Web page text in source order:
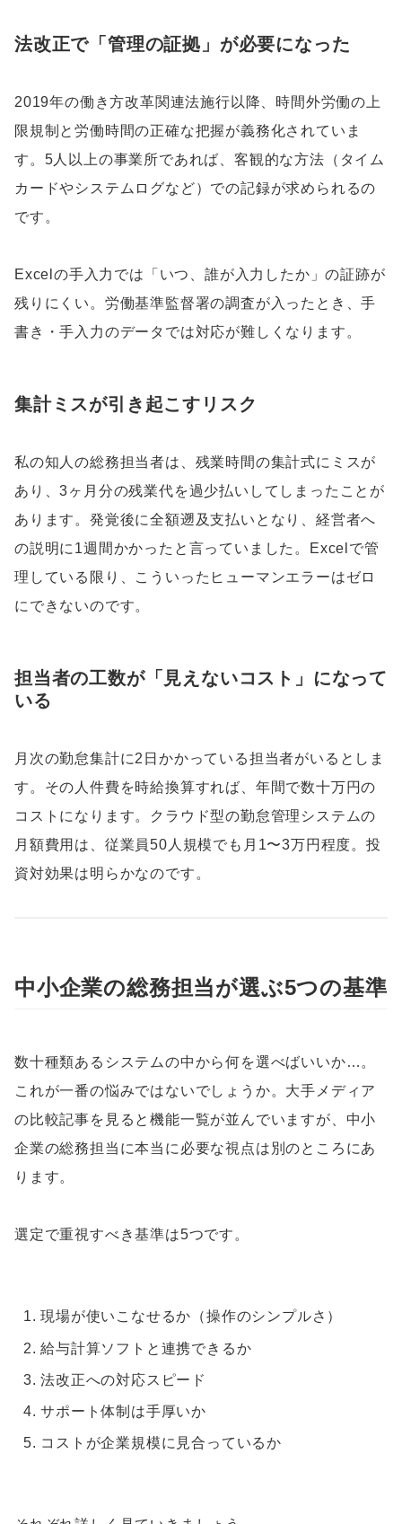
法改正で「管理の証拠」が必要になった
2019年の働き方改革関連法施行以降、時間外労働の上
限規制と労働時間の正確な把握が義務化されていま
す。5人以上の事業所であれば、客観的な方法（タイム
カードやシステムログなど）での記録が求められるの
です。
Excelの手入力では「いつ、誰が入力したか」の証跡が
残りにくい。労働基準監督署の調査が入ったとき、手
書き・手入力のデータでは対応が難しくなります。
集計ミスが引き起こすリスク
私の知人の総務担当者は、残業時間の集計式にミスが
あり、3ヶ月分の残業代を過少払いしてしまったことが
あります。発覚後に全額遡及支払いとなり、経営者へ
の説明に1週間かかったと言っていました。Excelで管
理している限り、こういったヒューマンエラーはゼロ
にできないのです。
担当者の工数が「見えないコスト」になって
いる
月次の勤怠集計に2日かかっている担当者がいるとしま
す。その人件費を時給換算すれば、年間で数十万円の
コストになります。クラウド型の勤怠管理システムの
月額費用は、従業員50人規模でも月1〜3万円程度。投
資対効果は明らかなのです。
中小企業の総務担当が選ぶ5つの基準
数十種類あるシステムの中から何を選べばいいか…。
これが一番の悩みではないでしょうか。大手メディア
の比較記事を見ると機能一覧が並んでいますが、中小
企業の総務担当に本当に必要な視点は別のところにあ
ります。
選定で重視すべき基準は5つです。
現場が使いこなせるか（操作のシンプルさ）
給与計算ソフトと連携できるか
法改正への対応スピード
サポート体制は手厚いか
コストが企業規模に見合っているか